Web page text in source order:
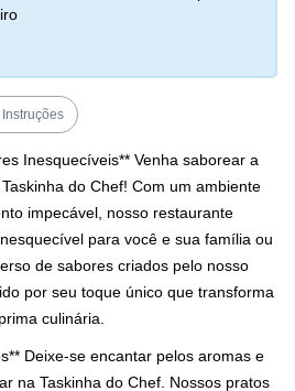
Instruções
Inesquecíveis** Venha saborear a
do Chef! Com um ambiente
impecável, nosso restaurante
para você e sua família ou
de sabores criados pelo nosso
por seu toque único que transforma
culinária.
Deixe-se encantar pelos aromas e
na Taskinha do Chef. Nossos pratos